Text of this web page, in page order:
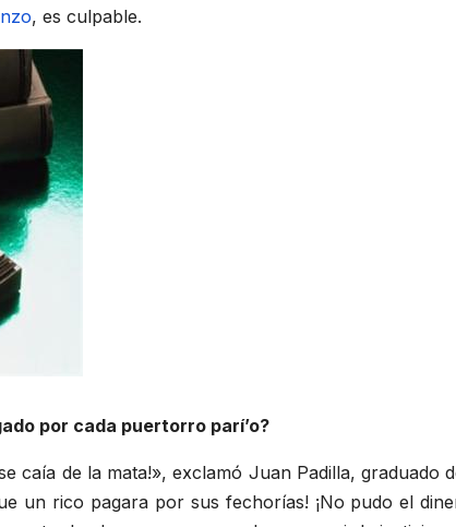
, es culpable.
por cada puertorro parí’o?
caía de la mata!», exclamó Juan Padilla, graduado
un rico pagara por sus fechorías! ¡No pudo el